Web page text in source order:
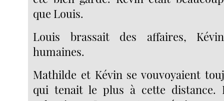
que Louis.
Louis brassait des affaires,
humaines.
Mathilde et Kévin se vouvoyaient
qui tenait le plus à cette distance.